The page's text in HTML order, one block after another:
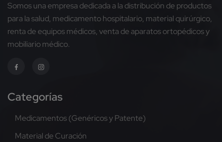
Somos una empresa dedicada a la distribución de productos
para la salud, medicamento hospitalario, material quirúrgico,
renta de equipos médicos, venta de aparatos ortopédicos y
mobiliario médico.
Categorías
Medicamentos (Genéricos y Patente)
Material de Curación